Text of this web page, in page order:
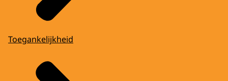
Toegankelijkheid